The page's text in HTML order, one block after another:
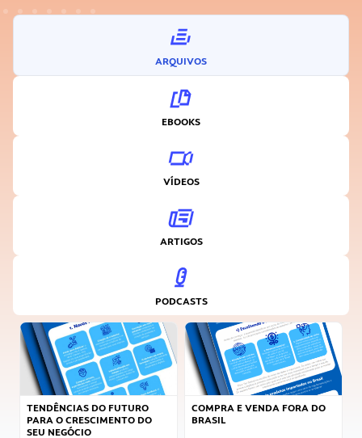
ARQUIVOS
EBOOKS
VÍDEOS
ARTIGOS
PODCASTS
TENDÊNCIAS DO FUTURO
PARA O CRESCIMENTO DO
SEU NEGÓCIO
COMPRA E VENDA FORA DO
BRASIL